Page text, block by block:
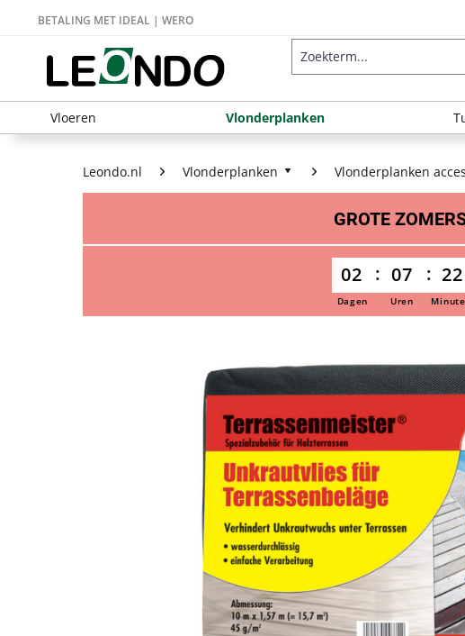
BETALING MET IDEAL | WERO
Vloeren Vlonderplanken
Leondo.nl Vlonderplanken Vlonderplanken
GROTE
02 07 22
Dagen Uren